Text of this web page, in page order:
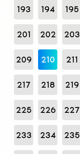
193 194 195
201 202 203
209 210 211
217 218 219
225 226 227
233 234 235